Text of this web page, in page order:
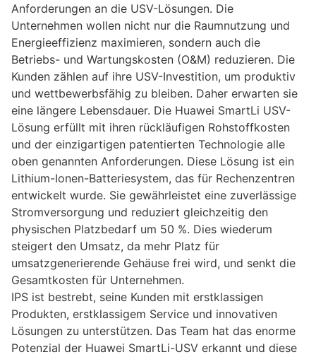
Anforderungen an die USV-Lösungen. Die
Unternehmen wollen nicht nur die Raumnutzung und
Energieeffizienz maximieren, sondern auch die
Betriebs- und Wartungskosten (O&M) reduzieren. Die
Kunden zählen auf ihre USV-Investition, um produktiv
und wettbewerbsfähig zu bleiben. Daher erwarten sie
eine längere Lebensdauer. Die Huawei SmartLi USV-
Lösung erfüllt mit ihren rückläufigen Rohstoffkosten
und der einzigartigen patentierten Technologie alle
oben genannten Anforderungen. Diese Lösung ist ein
Lithium-Ionen-Batteriesystem, das für Rechenzentren
entwickelt wurde. Sie gewährleistet eine zuverlässige
Stromversorgung und reduziert gleichzeitig den
physischen Platzbedarf um 50 %. Dies wiederum
steigert den Umsatz, da mehr Platz für
umsatzgenerierende Gehäuse frei wird, und senkt die
Gesamtkosten für Unternehmen.
IPS ist bestrebt, seine Kunden mit erstklassigen
Produkten, erstklassigem Service und innovativen
Lösungen zu unterstützen. Das Team hat das enorme
Potenzial der Huawei SmartLi-USV erkannt und diese